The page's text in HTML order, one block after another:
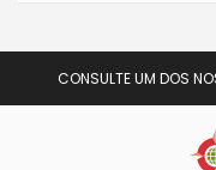
CONSULTE UM DOS